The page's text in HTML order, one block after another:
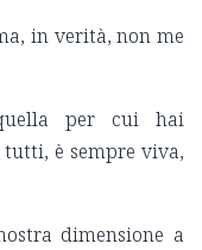
in verità, non me
per cui hai
è sempre viva,
dimensione a